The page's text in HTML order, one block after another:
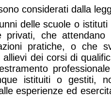
considerati dalla
delle scuole o
che attendano
pratiche, o che
dei corsi di
istituiti o gestiti,
esperienze ed